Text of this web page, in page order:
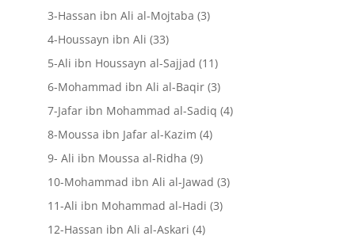
3-Hassan ibn Ali al-Mojtaba (3)
4-Houssayn ibn Ali (33)
5-Ali ibn Houssayn al-Sajjad (11)
6-Mohammad ibn Ali al-Baqir (3)
7-Jafar ibn Mohammad al-Sadiq (4)
8-Moussa ibn Jafar al-Kazim (4)
9- Ali ibn Moussa al-Ridha (9)
10-Mohammad ibn Ali al-Jawad (3)
11-Ali ibn Mohammad al-Hadi (3)
12-Hassan ibn Ali al-Askari (4)